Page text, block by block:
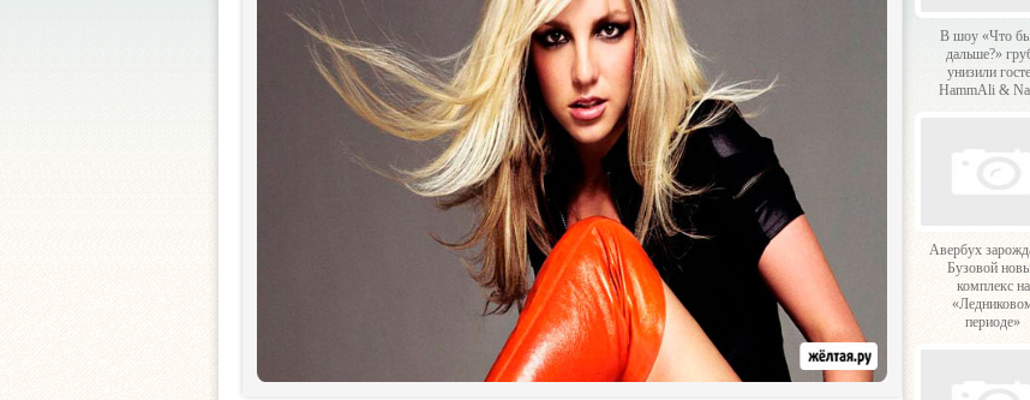
В шоу «Что
дальше?»
унизили
HammAli &
Авербух
Бузовой
комплекс на
периоде»